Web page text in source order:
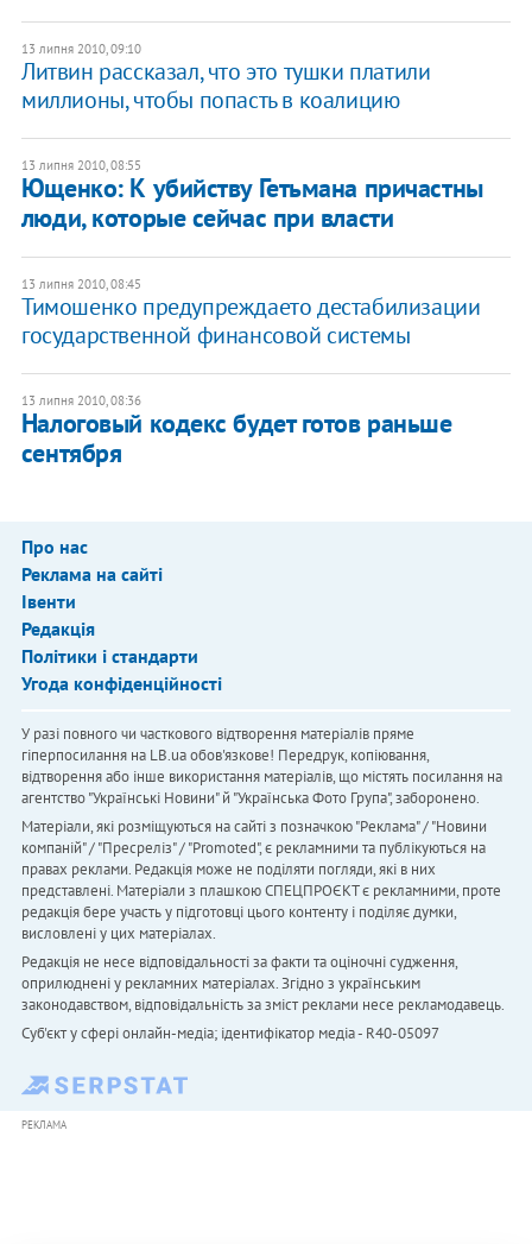
13 липня 2010, 09:10
Литвин рассказал, что это тушки платили
миллионы, чтобы попасть в коалицию
13 липня 2010, 08:55
Ющенко: К убийству Гетьмана причастны
люди, которые сейчас при власти
13 липня 2010, 08:45
Тимошенко предупреждаето дестабилизации
государственной финансовой системы
13 липня 2010, 08:36
Налоговый кодекс будет готов раньше
сентября
Про нас
Реклама на сайті
Івенти
Редакція
Політики і стандарти
Угода конфіденційності
У разі повного чи часткового відтворення матеріалів пряме
гіперпосилання на LB.ua обов'язкове! Передрук, копіювання,
відтворення або інше використання матеріалів, що містять посилання на
агентство "Українськi Новини" й "Українська Фото Група", заборонено.
Матеріали, які розміщуються на сайті з позначкою "Реклама" / "Новини
компаній" / "Пресреліз" / "Promoted", є рекламними та публікуються на
правах реклами. Редакція може не поділяти погляди, які в них
представлені. Матеріали з плашкою СПЕЦПРОЄКТ є рекламними, проте
редакція бере участь у підготовці цього контенту і поділяє думки,
висловлені у цих матеріалах.
Редакція не несе відповідальності за факти та оціночні судження,
оприлюднені у рекламних матеріалах. Згідно з українським
законодавством, відповідальність за зміст реклами несе рекламодавець.
Cуб'єкт у сфері онлайн-медіа; ідентифікатор медіа - R40-05097
РЕКЛАМА